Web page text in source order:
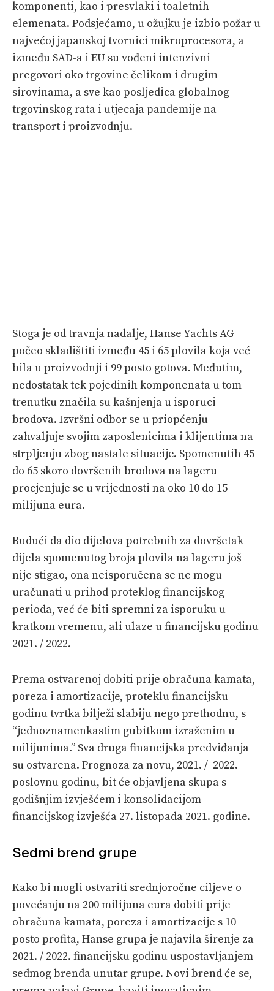
komponenti, kao i presvlaki i toaletnih
elemenata. Podsjećamo, u ožujku je izbio požar u
najvećoj japanskoj tvornici mikroprocesora, a
između SAD-a i EU su vođeni intenzivni
pregovori oko trgovine čelikom i drugim
sirovinama, a sve kao posljedica globalnog
trgovinskog rata i utjecaja pandemije na
transport i proizvodnju.
Stoga je od travnja nadalje, Hanse Yachts AG
počeo skladištiti između 45 i 65 plovila koja već
bila u proizvodnji i 99 posto gotova. Međutim,
nedostatak tek pojedinih komponenata u tom
trenutku značila su kašnjenja u isporuci
brodova. Izvršni odbor se u priopćenju
zahvaljuje svojim zaposlenicima i klijentima na
strpljenju zbog nastale situacije. Spomenutih 45
do 65 skoro dovršenih brodova na lageru
procjenjuje se u vrijednosti na oko 10 do 15
milijuna eura.
Budući da dio dijelova potrebnih za dovršetak
dijela spomenutog broja plovila na lageru još
nije stigao, ona neisporučena se ne mogu
uračunati u prihod proteklog financijskog
perioda, već će biti spremni za isporuku u
kratkom vremenu, ali ulaze u financijsku godinu
2021. / 2022.
Prema ostvarenoj dobiti prije obračuna kamata,
poreza i amortizacije, proteklu financijsku
godinu tvrtka bilježi slabiju nego prethodnu, s
“jednoznamenkastim gubitkom izraženim u
milijunima.” Sva druga financijska predviđanja
su ostvarena. Prognoza za novu, 2021. / 2022.
poslovnu godinu, bit će objavljena skupa s
godišnjim izvješćem i konsolidacijom
financijskog izvješća 27. listopada 2021. godine.
Sedmi brend grupe
Kako bi mogli ostvariti srednjoročne ciljeve o
povećanju na 200 milijuna eura dobiti prije
obračuna kamata, poreza i amortizacije s 10
posto profita, Hanse grupa je najavila širenje za
2021. / 2022. financijsku godinu uspostavljanjem
sedmog brenda unutar grupe. Novi brend će se,